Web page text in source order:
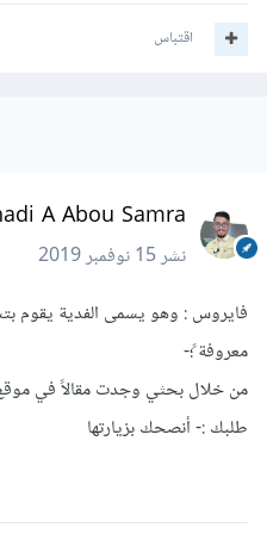
اقتباس
A Abou Samra
نشر15 نوفمبر 2019
فايروس : وهو يسمى الفدية يقوم
معروفة ً؛-
من خلال بحثي وجدت مقالاً في
طلبك :- أنصحك بزيارتها